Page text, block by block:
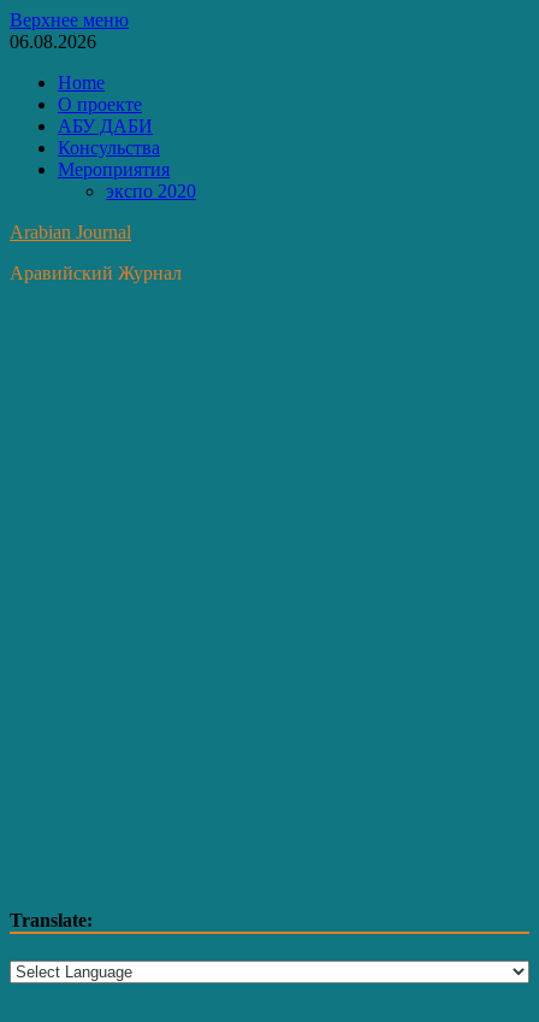
Перейти
к
Верхнее меню
06.08.2026
Home
О проекте
АБУ ДАБИ
Консульства
Мероприятия
экспо 2020
Arabian Journal
Аравийский Журнал
Translate: